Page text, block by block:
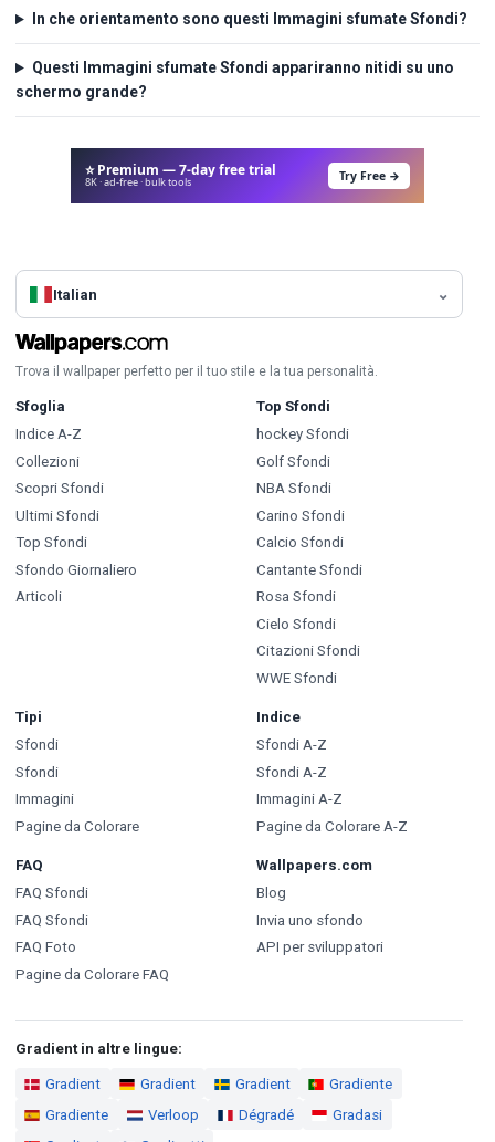
In che orientamento sono questi Immagini sfumate Sfondi?
Questi Immagini sfumate Sfondi appariranno nitidi su uno
schermo grande?
⭐ Premium — 7-day free trial
8K · ad-free · bulk tools Try Free →
Italian
Trova il wallpaper perfetto per il tuo stile e la tua personalità.
Sfoglia
Indice A-Z
Collezioni
Scopri Sfondi
Ultimi Sfondi
Top Sfondi
Sfondo Giornaliero
Articoli
Top Sfondi
hockey Sfondi
Golf Sfondi
NBA Sfondi
Carino Sfondi
Calcio Sfondi
Cantante Sfondi
Rosa Sfondi
Cielo Sfondi
Citazioni Sfondi
WWE Sfondi
Tipi
Sfondi
Sfondi
Immagini
Pagine da Colorare
Indice
Sfondi A-Z
Sfondi A-Z
Immagini A-Z
Pagine da Colorare A-Z
FAQ
FAQ Sfondi
FAQ Sfondi
FAQ Foto
Pagine da Colorare FAQ
Wallpapers.com
Blog
Invia uno sfondo
API per sviluppatori
Gradient in altre lingue:
Gradient Gradient Gradient
Gradiente
Gradiente
Verloop Dégradé
Gradasi